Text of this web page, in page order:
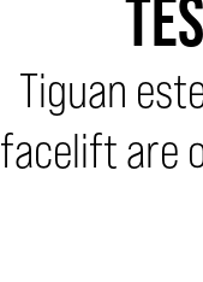
Tiguan
facelift are